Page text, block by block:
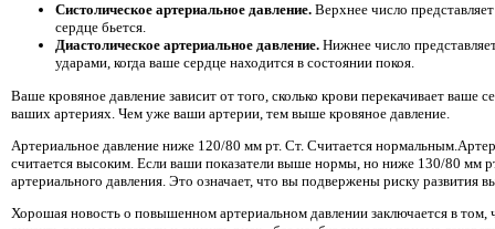
Систолическое артериальное давление. Верхнее число
сердце бьется.
Диастолическое артериальное давление. Нижнее число
ударами, когда ваше сердце находится в состоянии покоя.
Ваше кровяное давление зависит от того, сколько крови перекачивает ваше
ваших артериях. Чем уже ваши артерии, тем выше кровяное давление.
Артериальное давление ниже 120/80 мм рт. Ст. Считается
считается высоким. Если ваши показатели выше нормы, но ниже 130/80 мм
артериального давления. Это означает, что вы подвержены риску развития
Хорошая новость о повышенном артериальном давлении заключается в том,